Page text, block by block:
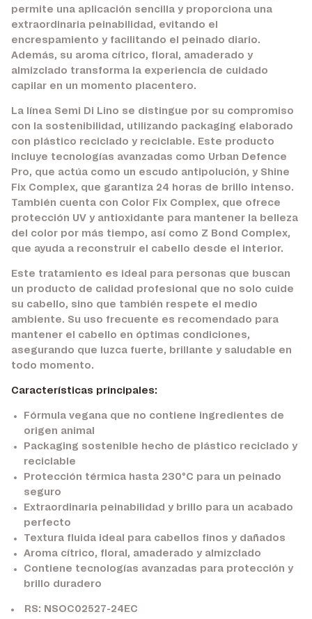
permite una aplicación sencilla y proporciona una
extraordinaria peinabilidad, evitando el
encrespamiento y facilitando el peinado diario.
Además, su aroma cítrico, floral, amaderado y
almizclado transforma la experiencia de cuidado
capilar en un momento placentero.
La línea Semi Di Lino se distingue por su compromiso
con la sostenibilidad, utilizando packaging elaborado
con plástico reciclado y reciclable. Este producto
incluye tecnologías avanzadas como Urban Defence
Pro, que actúa como un escudo antipolución, y Shine
Fix Complex, que garantiza 24 horas de brillo intenso.
También cuenta con Color Fix Complex, que ofrece
protección UV y antioxidante para mantener la belleza
del color por más tiempo, así como Z Bond Complex,
que ayuda a reconstruir el cabello desde el interior.
Este tratamiento es ideal para personas que buscan
un producto de calidad profesional que no solo cuide
su cabello, sino que también respete el medio
ambiente. Su uso frecuente es recomendado para
mantener el cabello en óptimas condiciones,
asegurando que luzca fuerte, brillante y saludable en
todo momento.
Características principales:
Fórmula vegana que no contiene ingredientes de
origen animal
Packaging sostenible hecho de plástico reciclado y
reciclable
Protección térmica hasta 230°C para un peinado
seguro
Extraordinaria peinabilidad y brillo para un acabado
perfecto
Textura fluida ideal para cabellos finos y dañados
Aroma cítrico, floral, amaderado y almizclado
Contiene tecnologías avanzadas para protección y
brillo duradero
RS: NSOC02527-24EC